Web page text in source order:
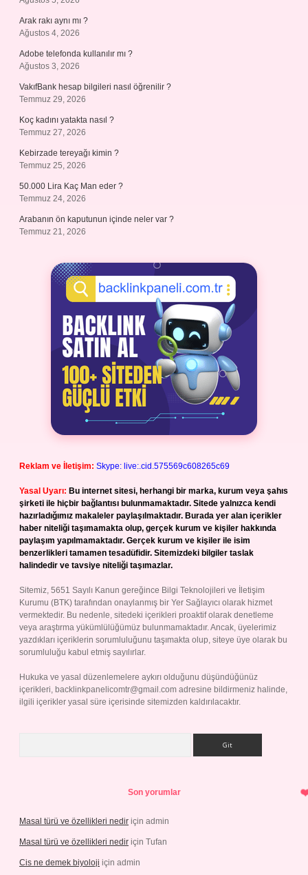
Arak rakı aynı mı ?
Ağustos 4, 2026
Adobe telefonda kullanılır mı ?
Ağustos 3, 2026
VakıfBank hesap bilgileri nasıl öğrenilir ?
Temmuz 29, 2026
Koç kadını yatakta nasıl ?
Temmuz 27, 2026
Kebirzade tereyağı kimin ?
Temmuz 25, 2026
50.000 Lira Kaç Man eder ?
Temmuz 24, 2026
Arabanın ön kaputunun içinde neler var ?
Temmuz 21, 2026
Reklam ve İletişim: Skype: live:.cid.575569c608265c69
Yasal Uyarı: Bu internet sitesi, herhangi bir marka, kurum veya şahıs
şirketi ile hiçbir bağlantısı bulunmamaktadır. Sitede yalnızca kendi
hazırladığımız makaleler paylaşılmaktadır. Burada yer alan içerikler
haber niteliği taşımamakta olup, gerçek kurum ve kişiler hakkında
paylaşım yapılmamaktadır. Gerçek kurum ve kişiler ile isim
benzerlikleri tamamen tesadüfidir. Sitemizdeki bilgiler taslak
halindedir ve tavsiye niteliği taşımazlar.
Sitemiz, 5651 Sayılı Kanun gereğince Bilgi Teknolojileri ve İletişim
Kurumu (BTK) tarafından onaylanmış bir Yer Sağlayıcı olarak hizmet
vermektedir. Bu nedenle, sitedeki içerikleri proaktif olarak denetleme
veya araştırma yükümlülüğümüz bulunmamaktadır. Ancak, üyelerimiz
yazdıkları içeriklerin sorumluluğunu taşımakta olup, siteye üye olarak bu
sorumluluğu kabul etmiş sayılırlar.
Hukuka ve yasal düzenlemelere aykırı olduğunu düşündüğünüz
içerikleri, backlinkpanelicomtr@gmail.com adresine bildirmeniz halinde,
ilgili içerikler yasal süre içerisinde sitemizden kaldırılacaktır.
Son yorumlar
Masal türü ve özellikleri nedir için admin
Masal türü ve özellikleri nedir için Tufan
Cis ne demek biyoloji için admin